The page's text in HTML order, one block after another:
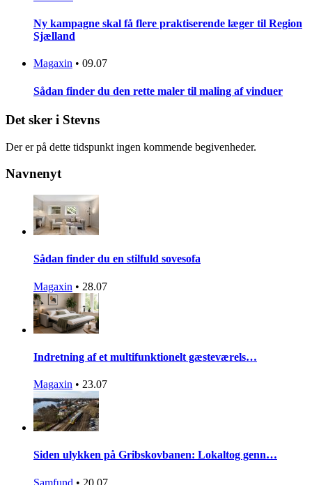
Ny kampagne skal få flere praktiserende læger til Region
Sjælland
Magaxin • 09.07
Sådan finder du den rette maler til maling af vinduer
Det sker i Stevns
Der er på dette tidspunkt ingen kommende begivenheder.
Navnenyt
Sådan finder du en stilfuld sovesofa
Magaxin • 28.07
Indretning af et multifunktionelt gæsteværels…
Magaxin • 23.07
Siden ulykken på Gribskovbanen: Lokaltog genn…
Samfund • 20.07